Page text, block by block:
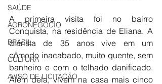
SAÚDE
AGRONEGÓCIO
BRASIL
CULTURA
AVISO DE LICITAÇÃO
A primeira visita foi no bairro
Conquista, na residência de Eliana. A
diarista de 35 anos vive em um
cômodo inacabado, muito quente, sem
banheiro e com o telhado danificado.
Além dela, vivem na casa mais cinco